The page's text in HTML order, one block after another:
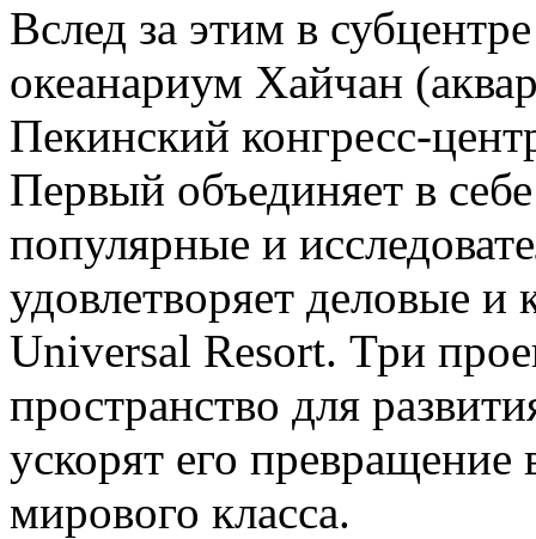
Вслед за этим в
океанариум Хайчан
Пекинский конгресс-
Первый объединяет в
популярные и
удовлетворяет деловые и
Universal Resort. Три
пространство для
ускорят его превращение
мирового класса.